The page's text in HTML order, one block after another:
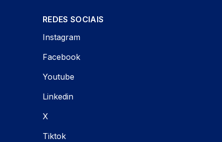
REDES SOCIAIS
Instagram
Facebook
Youtube
Linkedin
X
Tiktok